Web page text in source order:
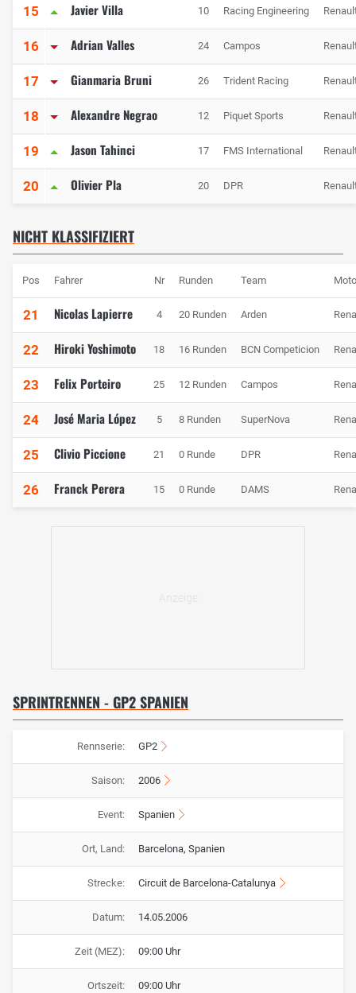
15 Javier Villa 10 Racing Engineering
16 Adrian Valles 24 Campos
17 Gianmaria Bruni 26 Trident Racing
18 Alexandre Negrao 12 Piquet Sports
19 Jason Tahinci 17 FMS International
20 Olivier Pla 20 DPR
NICHT KLASSIFIZIERT
Pos Fahrer Nr Runden Team
21 Nicolas Lapierre 4 20 Runden Arden
22 Hiroki Yoshimoto 18 16 Runden BCN Competicion
23 Felix Porteiro 25 12 Runden Campos
24 José Maria López 5 8 Runden SuperNova
25 Clivio Piccione 21 0 Runde DPR
26 Franck Perera 15 0 Runde DAMS
SPRINTRENNEN - GP2 SPANIEN
Rennserie: GP2
Saison: 2006
Event: Spanien
Ort, Land: Barcelona, Spanien
Strecke: Circuit de Barcelona-Catalunya
Datum: 14.05.2006
Zeit (MEZ): 09:00 Uhr
Ortszeit: 09:00 Uhr